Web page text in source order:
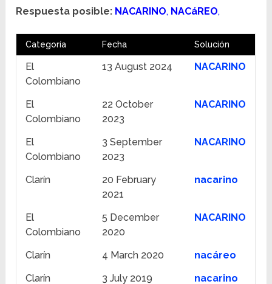
Respuesta posible: NACARINO, NACáREO,
Categoría Fecha Solución
El
Colombiano
13 August 2024 NACARINO
El
Colombiano
22 October
2023
NACARINO
El
Colombiano
3 September
2023
NACARINO
Clarín
20 February
2021
nacarino
El
Colombiano
5 December
2020
NACARINO
Clarín 4 March 2020
nacáreo
Clarín
3 July 2019
nacarino